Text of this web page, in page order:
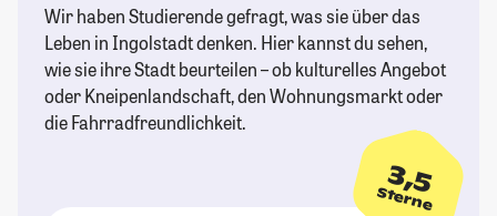
Wir haben Studierende gefragt, was sie über das
Leben in Ingolstadt denken. Hier kannst du sehen,
wie sie ihre Stadt beurteilen – ob kulturelles Angebot
oder Kneipenlandschaft, den Wohnungsmarkt oder
die Fahrradfreundlichkeit.
3,5
Sterne